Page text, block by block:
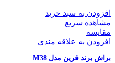
افزودن به سبد خرید
مشاهده سریع
مقایسه
افزودن به علاقه مندی
براش برند فرین مدل M38